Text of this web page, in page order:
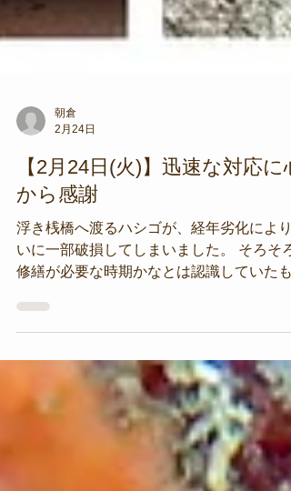
朝倉
【2月24日(火)】迅速な対応に
から感謝
浮き桟橋へ渡るハシゴが、経年劣化により
いに一部破損してしまいました。 そろそろ
の、少し先延ばしにしすぎてしまったよう
す。 これ以上先延ばしにすると、利用者の
安全・安心に関して不安であることから、
頃から懇意にしている業者さんに相談した
ころ、「夕方頃になっちゃうけど、今日行
ますよ」と嬉しい返答。 結局、日が暮れて